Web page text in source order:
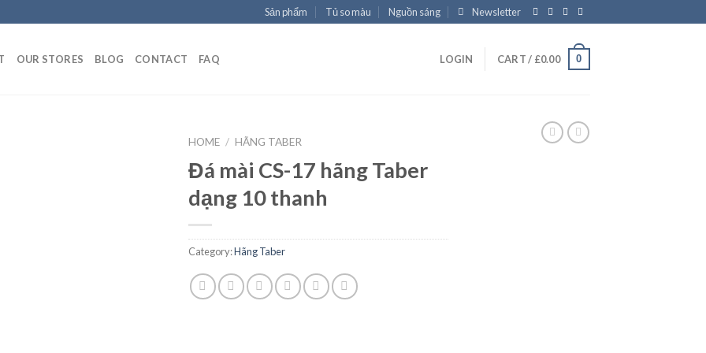
Sản phẩm Tủ so màu Nguồn sáng Newsletter
OUR STORES BLOG CONTACT FAQ LOGIN CART / £0.00 0
HOME / HÃNG TABER
Đá mài CS-17 hãng Taber
dạng 10 thanh
Category:Hãng Taber